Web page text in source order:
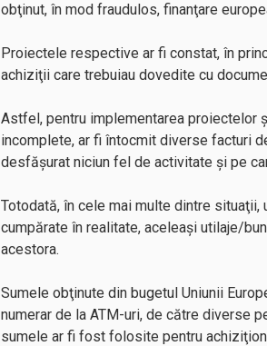
obţinut, în mod fraudulos, finanţare
Proiectele respective ar fi constat, în
achiziţii care trebuiau dovedite cu
Astfel, pentru implementarea proiectelor
incomplete, ar fi întocmit diverse facturi
desfăşurat niciun fel de activitate şi pe
Totodată, în cele mai multe dintre
cumpărate în realitate, aceleaşi utilaje/
acestora.
Sumele obţinute din bugetul Uniunii
numerar de la ATM-uri, de către diverse
sumele ar fi fost folosite pentru